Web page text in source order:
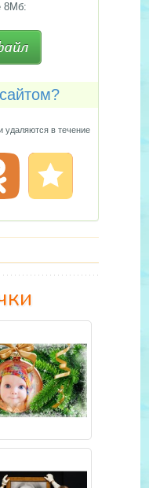
8Мб:
удаляются в течение